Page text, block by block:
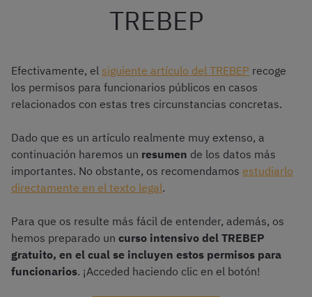
TREBEP
Efectivamente, el siguiente artículo del TREBEP recoge
los permisos para funcionarios públicos en casos
relacionados con estas tres circunstancias concretas.
Dado que es un artículo realmente muy extenso, a
continuación haremos un resumen de los datos más
importantes. No obstante, os recomendamos estudiarlo
directamente en el texto legal.
Para que os resulte más fácil de entender, además, os
hemos preparado un curso intensivo del TREBEP
gratuito, en el cual se incluyen estos permisos para
funcionarios. ¡Acceded haciendo clic en el botón!